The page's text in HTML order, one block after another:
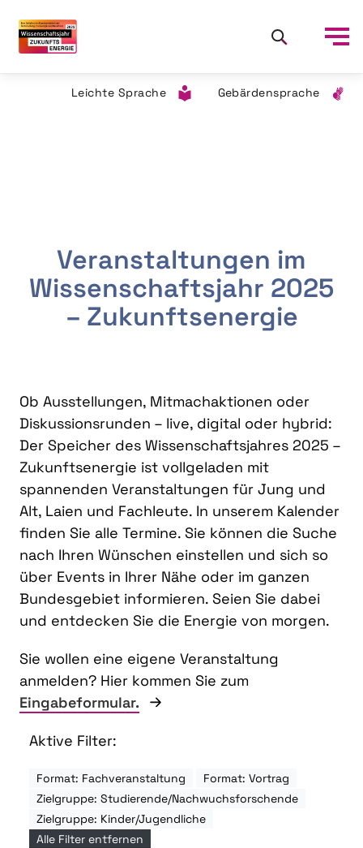
Leichte Sprache Gebärdensprache
Veranstaltungen im
Wissenschaftsjahr 2025
– Zukunftsenergie
Ob Ausstellungen, Mitmachaktionen oder
Diskussionsrunden – live, digital oder hybrid:
Der Speicher des Wissenschaftsjahres 2025 –
Zukunftsenergie ist vollgeladen mit
spannenden Veranstaltungen für Jung und
Alt, Laien und Fachleute. In unserem Kalender
finden Sie alle Termine. Sie können die Suche
nach Ihren Wünschen einstellen und sich so
über Events in Ihrer Nähe oder im ganzen
Bundesgebiet informieren. Seien Sie dabei
und entdecken Sie die Energie von morgen.
Sie wollen eine eigene Veranstaltung
anmelden? Hier kommen Sie zum
Eingabeformular.
Aktive Filter:
Format: Fachveranstaltung
Format: Vortrag
Zielgruppe: Studierende/Nachwuchsforschende
Zielgruppe: Kinder/Jugendliche
Alle Filter entfernen